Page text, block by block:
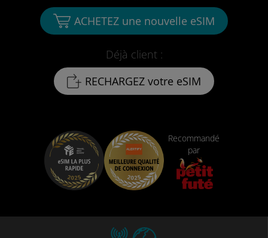
Déjà client :
RECHARGEZ votre eSIM
ACHETEZ une nouvelle eSIM
Recommandé
par